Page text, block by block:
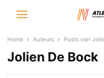
Home Auteurs Posts van
Jolien De Bock